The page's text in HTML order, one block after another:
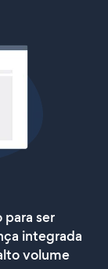
ser
integrada
volume